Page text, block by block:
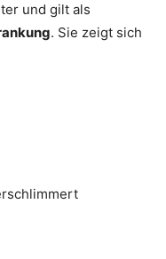
und gilt als
. Sie zeigt sich